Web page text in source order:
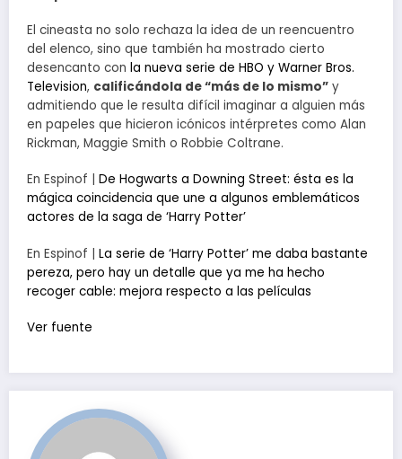
El cineasta no solo rechaza la idea de un reencuentro
del elenco, sino que también ha mostrado cierto
desencanto con la nueva serie de HBO y Warner Bros.
Television, calificándola de “más de lo mismo” y
admitiendo que le resulta difícil imaginar a alguien más
en papeles que hicieron icónicos intérpretes como Alan
Rickman, Maggie Smith o Robbie Coltrane.
En Espinof | De Hogwarts a Downing Street: ésta es la
mágica coincidencia que une a algunos emblemáticos
actores de la saga de ‘Harry Potter’
En Espinof | La serie de ‘Harry Potter’ me daba bastante
pereza, pero hay un detalle que ya me ha hecho
recoger cable: mejora respecto a las películas
Ver fuente